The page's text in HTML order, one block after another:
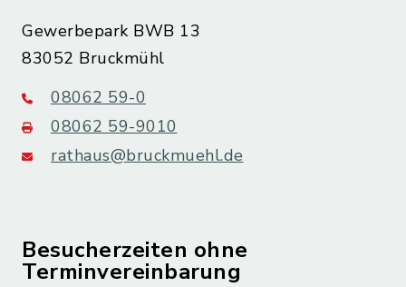
Gewerbepark BWB 13
83052 Bruckmühl
08062 59-0
08062 59-9010
rathaus@bruckmuehl.de
Besucherzeiten ohne
Terminvereinbarung